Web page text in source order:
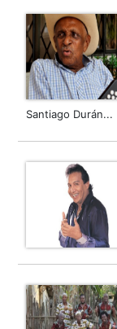
Santiago Durán...